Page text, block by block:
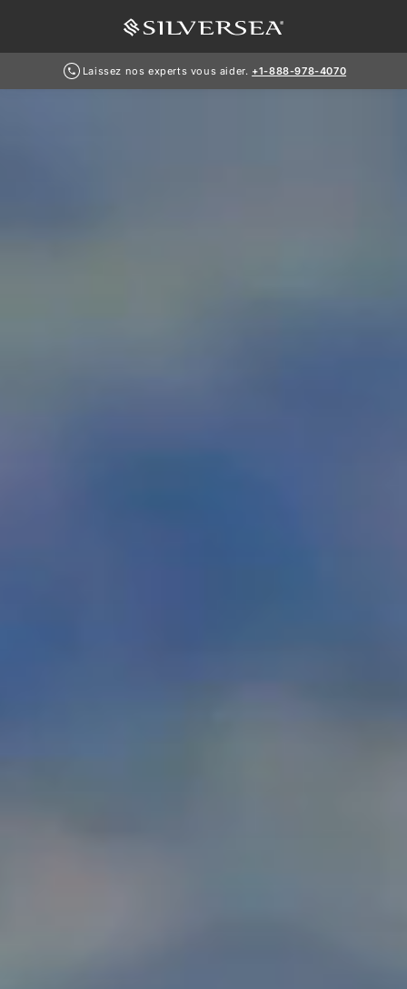
Laissez nos experts vous aider. +1-888-978-4070